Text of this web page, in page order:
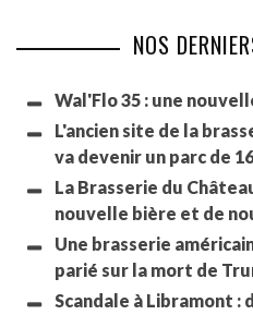
NOS
Wal'Flo 35 : une
L'ancien site de la
va devenir un parc de
La Brasserie du
nouvelle bière et de
Une brasserie
parié sur la mort de
Scandale à Libramont :